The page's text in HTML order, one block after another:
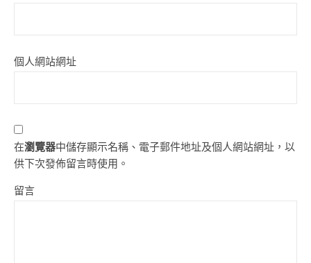
個人網站網址
在瀏覽器中儲存顯示名稱、電子郵件地址及個人網站網址，以
供下次發佈留言時使用。
留言